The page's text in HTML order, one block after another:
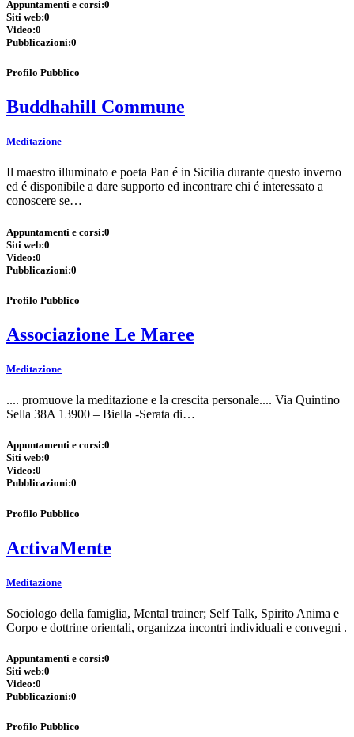
Appuntamenti e corsi:0
Siti web:0
Video:0
Pubblicazioni:0
Profilo Pubblico
Buddhahill Commune
Meditazione
Il maestro illuminato e poeta Pan é in Sicilia durante questo inverno
ed é disponibile a dare supporto ed incontrare chi é interessato a
conoscere se…
Appuntamenti e corsi:0
Siti web:0
Video:0
Pubblicazioni:0
Profilo Pubblico
Associazione Le Maree
Meditazione
.... promuove la meditazione e la crescita personale.... Via Quintino
Sella 38A 13900 – Biella -Serata di…
Appuntamenti e corsi:0
Siti web:0
Video:0
Pubblicazioni:0
Profilo Pubblico
ActivaMente
Meditazione
Sociologo della famiglia, Mental trainer; Self Talk, Spirito Anima e
Corpo e dottrine orientali, organizza incontri individuali e convegni .
Appuntamenti e corsi:0
Siti web:0
Video:0
Pubblicazioni:0
Profilo Pubblico